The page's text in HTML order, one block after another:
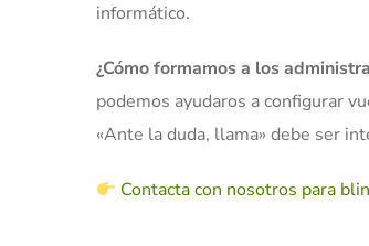
informático.
¿Cómo formamos a los
podemos ayudaros a configurar
«Ante la duda, llama» debe ser
Contacta con nosotros para